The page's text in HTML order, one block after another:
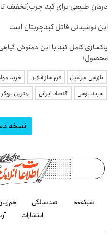
درمان طبیعی برای کبد چرب(تخفیف تا 24 ساعت)
این نوشیدنی قاتل کبدچربتان است
محصول)
بازرسی جرثقیل فرم ساز آنلاین خرید
خرید یوسی
اقتصاد ایرانی بهترین بروکر
نسخه
شبکه۱۰۰ صدسالگی
انتشارات